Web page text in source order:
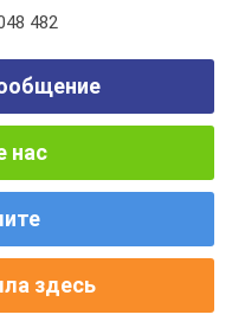
482
нас
здесь